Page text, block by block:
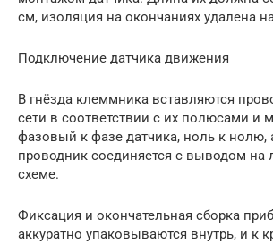
см, изоляция на окончаниях удалена
Подключение датчика движения
В гнёзда клеммника вставляются
сети в соответствии с их полюсами и
фазовый к фазе датчика, ноль к нолю,
проводник соединяется с выводом на
схеме.
Фиксация и окончательная сборка
аккуратно упаковываются внутрь, и к